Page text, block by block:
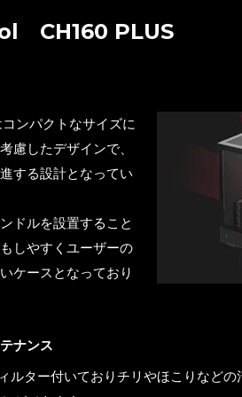
CH160 PLUS
ンパクトなサイズに
慮したデザインで、
する設計となってい
ドルを設置すること
しやすくユーザーの
ケースとなっており
ナンス
ルター付いておりチリやほこりなどの